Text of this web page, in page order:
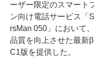
ーザー限定のスマート
ン向け電話サービス「
rsMan 050」において
品質を向上させた最新
C1版を提供した。